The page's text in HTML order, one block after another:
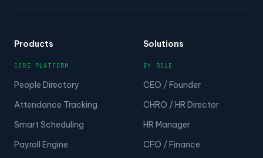
Products
CORE PLATFORM
People Directory
Attendance Tracking
Smart Scheduling
Payroll Engine
Solutions
BY ROLE
CEO / Founder
CHRO / HR Director
HR Manager
CFO / Finance